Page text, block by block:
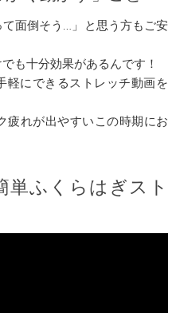
て面倒そう…」と思う方もご安
も十分効果があるんです！
軽にできるストレッチ動画を
疲れが出やすいこの時期にお
単ふくらはぎスト